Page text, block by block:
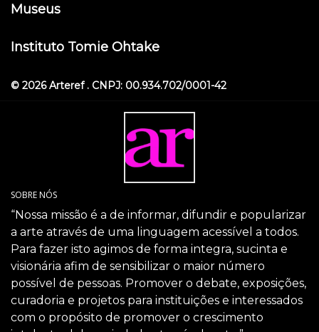
Museus
Instituto Tomie Ohtake
© 2026 Arteref . CNPJ: 00.934.702/0001-42
SOBRE NÓS
“Nossa missão é a de informar, difundir e popularizar
a arte através de uma linguagem acessível a todos.
Para fazer isto agimos de forma integra, sucinta e
visionária afim de sensibilizar o maior número
possível de pessoas. Promover o debate, exposições,
curadoria e projetos para instituições e interessados
com o propósito de promover o crescimento